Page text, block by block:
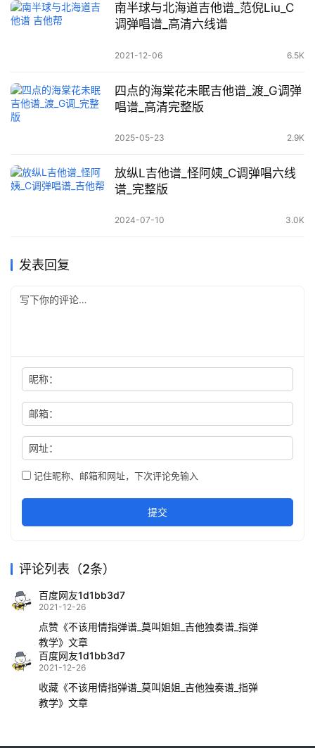
南半球与北海道吉他谱_范倪Liu_C
调弹唱谱_高清六线谱
2021-12-06 6.5K
四点的海棠花未眠吉他谱_渡_G调弹
唱谱_高清完整版
2025-05-23 2.9K
放纵L吉他谱_怪阿姨_C调弹唱六线
谱_完整版
2024-07-10 3.0K
发表回复
昵称：
邮箱：
网址：
记住昵称、邮箱和网址，下次评论免输入
提交
评论列表（2条）
百度网友1d1bb3d7
2021-12-26
点赞《不该用情指弹谱_莫叫姐姐_吉他独奏谱_指弹
教学》文章
百度网友1d1bb3d7
2021-12-26
收藏《不该用情指弹谱_莫叫姐姐_吉他独奏谱_指弹
教学》文章